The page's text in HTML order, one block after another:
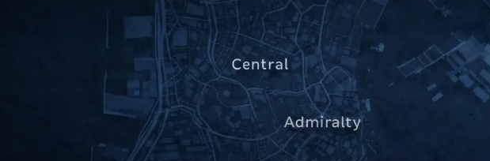
酒店合作項目
全球五星級酒店的首選
為什麼選擇Sealy
研究和開發
Sealy的技術
為您甄選融合先進科技與功能的理想 Sealy 床墊
Posture Premier Collection
從此進入Sealy床褥的睡眠國度，享受護脊及舒服睡眠的全新體驗。
PostureLux Collection
以專利科技打造持久的舒適承托，是物超所值之選。
Hotel Collection
睡枕
提供不同款式 享受健康睡眠